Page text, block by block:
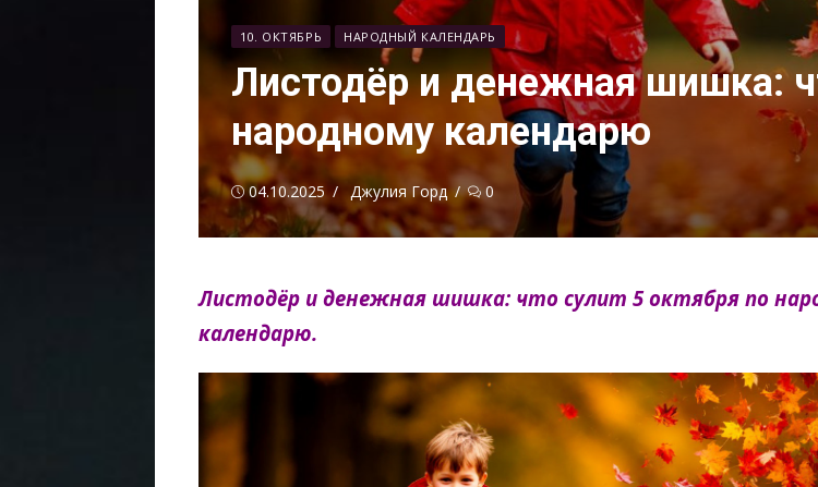
10. ОКТЯБРЬ НАРОДНЫЙ КАЛЕНДАРЬ
Листодёр и денежная шишка:
народному календарю
Опубликовано
04.10.2025 Автор
Джулия Горд 0
Листодёр и денежная шишка: что сулит 5 октября по
календарю.